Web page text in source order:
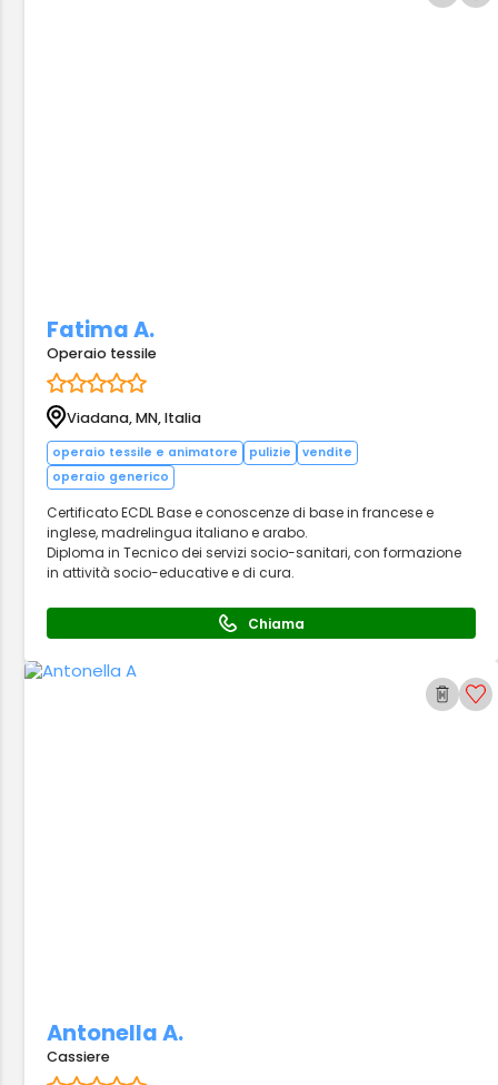
Fatima A.
Operaio tessile
Viadana, MN, Italia
operaio tessile e animatore pulizie
vendite
operaio generico
Certificato ECDL Base e conoscenze di base in francese e
inglese, madrelingua italiano e arabo.
Diploma in Tecnico dei servizi socio-sanitari, con formazione
in attività socio-educative e di cura.
Chiama
Antonella A.
Cassiere